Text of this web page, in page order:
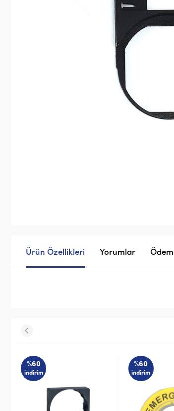
Ürün Özellikleri Yorumlar
%60
indirim
%59
indirim